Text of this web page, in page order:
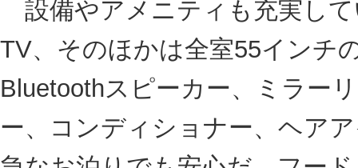
HOTEL TIARA Brun
GRAND OPEN日：2023年5月
アクセス：大和駅から徒歩2分
横浜町田インターチェンジから車で20分
住所：神奈川県大和市大和東2-2-4
TEL：046-261-7090